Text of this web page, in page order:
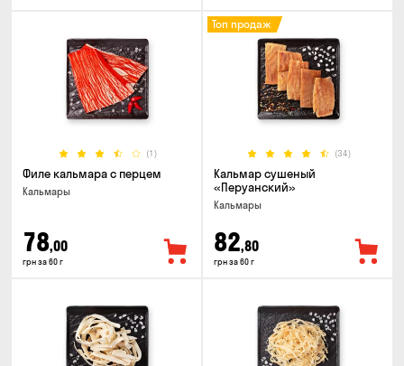
(1)
Филе кальмара с перцем
Кальмары
78,00
грн за 60 г
(34)
Топ продаж
Кальмар сушеный
«Перуанский»
Кальмары
82,80
грн за 60 г